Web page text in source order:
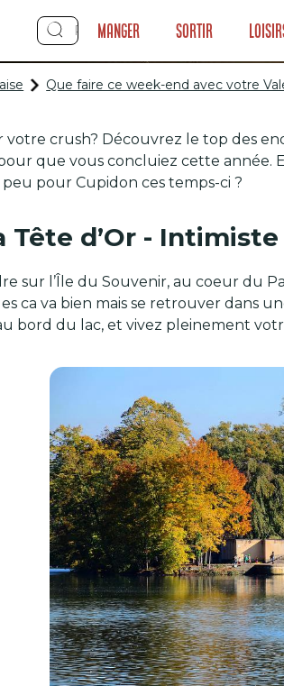
Manger Sortir
ce week-
Que faire ce week-end avec votre
votre crush? Découvrez le top des
que vous concluiez cette année.
pour Cupidon ces temps-ci ?
Tête d’Or -
sur l’Île du Souvenir, au coeur du
ca va bien mais se retrouver dans
bord du lac, et vivez pleinement